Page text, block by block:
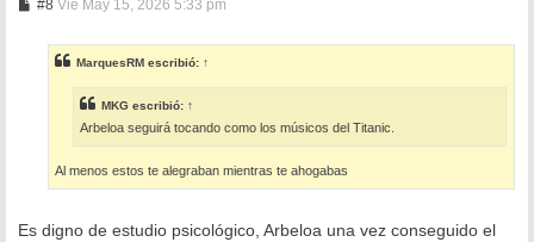
#8
s
a
Vie May 15, 2026 5:33 pm
MarquesRM escribió: ↑
MKG escribió: ↑
Arbeloa seguirá tocando como los músicos del Titanic.
Al menos estos te alegraban mientras te ahogabas
Es digno de estudio psicológico, Arbeloa una vez conseguido el